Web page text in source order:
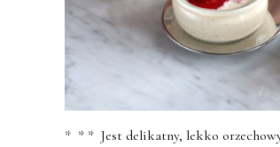
* * * Jest delikatny, lekko